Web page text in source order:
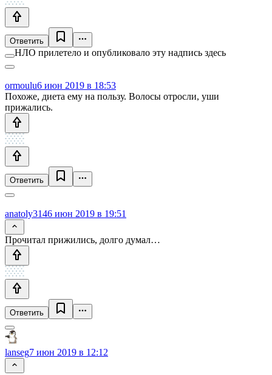
Ответить
НЛО прилетело и опубликовало эту надпись здесь
ormoulu6 июн 2019 в 18:53
Похоже, диета ему на пользу. Волосы отросли, уши
прижались.
Ответить
anatoly3146 июн 2019 в 19:51
Прочитал прижились, долго думал…
Ответить
lanseg7 июн 2019 в 12:12